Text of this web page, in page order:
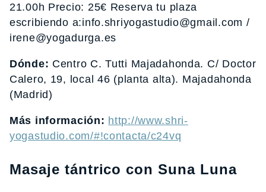
21.00h Precio: 25€ Reserva tu plaza
escribiendo a:info.shriyogastudio@gmail.com /
irene@yogadurga.es
Dónde: Centro C. Tutti Majadahonda. C/ Doctor
Calero, 19, local 46 (planta alta). Majadahonda
(Madrid)
Más información: http://www.shri-
yogastudio.com/#!contacta/c24vq
Masaje tántrico con Suna Luna